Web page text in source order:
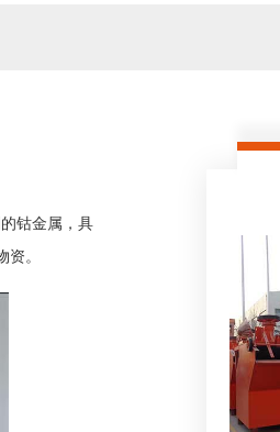
钴金属，具
。